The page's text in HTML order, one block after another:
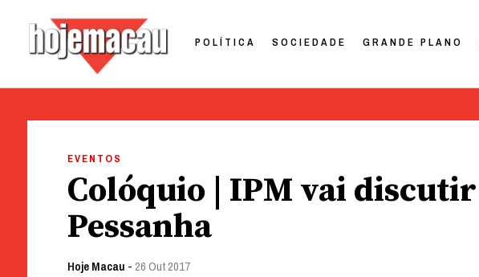
POLÍTICA SOCIEDADE GRANDE PLANO
EVENTOS
Colóquio | IPM vai
Pessanha
Hoje Macau - 26 Out 2017